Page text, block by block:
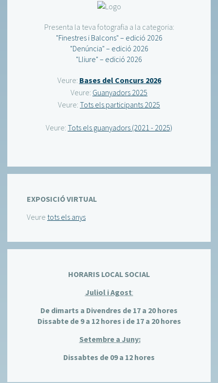
Presenta la teva fotografia a la categoria:
"Finestres i Balcons" – edició 2026
"Denúncia" – edició 2026
"Lliure" – edició 2026
Veure: Bases del Concurs 2026
Veure: Guanyadors 2025
Veure: Tots els participants 2025
Veure: Tots els guanyadors (2021 - 2025)
EXPOSICIÓ VIRTUAL
Veure tots els anys
HORARIS LOCAL SOCIAL
Juliol i Agost:
De dimarts a Divendres de 17 a 20 hores
Dissabte de 9 a 12 hores i de 17 a 20 hores
Setembre a Juny:
Dissabtes de 09 a 12 hores